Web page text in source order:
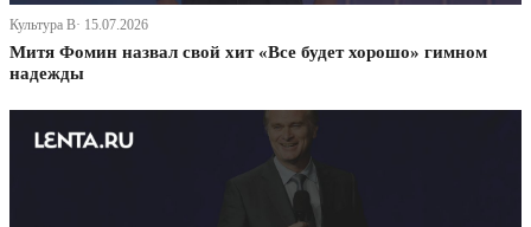
Культура В· 15.07.2026
Митя Фомин назвал свой хит «Все будет хорошо» гимном
надежды